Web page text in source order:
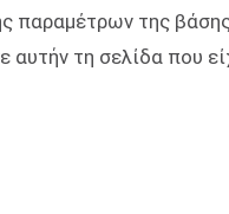
παραμέτρων της
αυτήν τη σελίδα που